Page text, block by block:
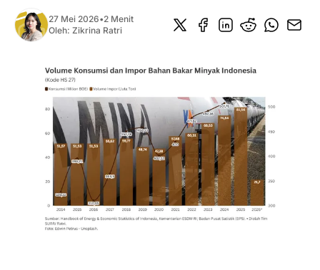
27 Mei 2026•2 Menit
Oleh: Zikrina Ratri